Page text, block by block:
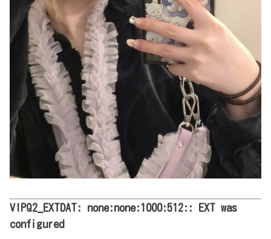
VIPQ2_EXTDAT: none:none:1000:512:: EXT was
configured